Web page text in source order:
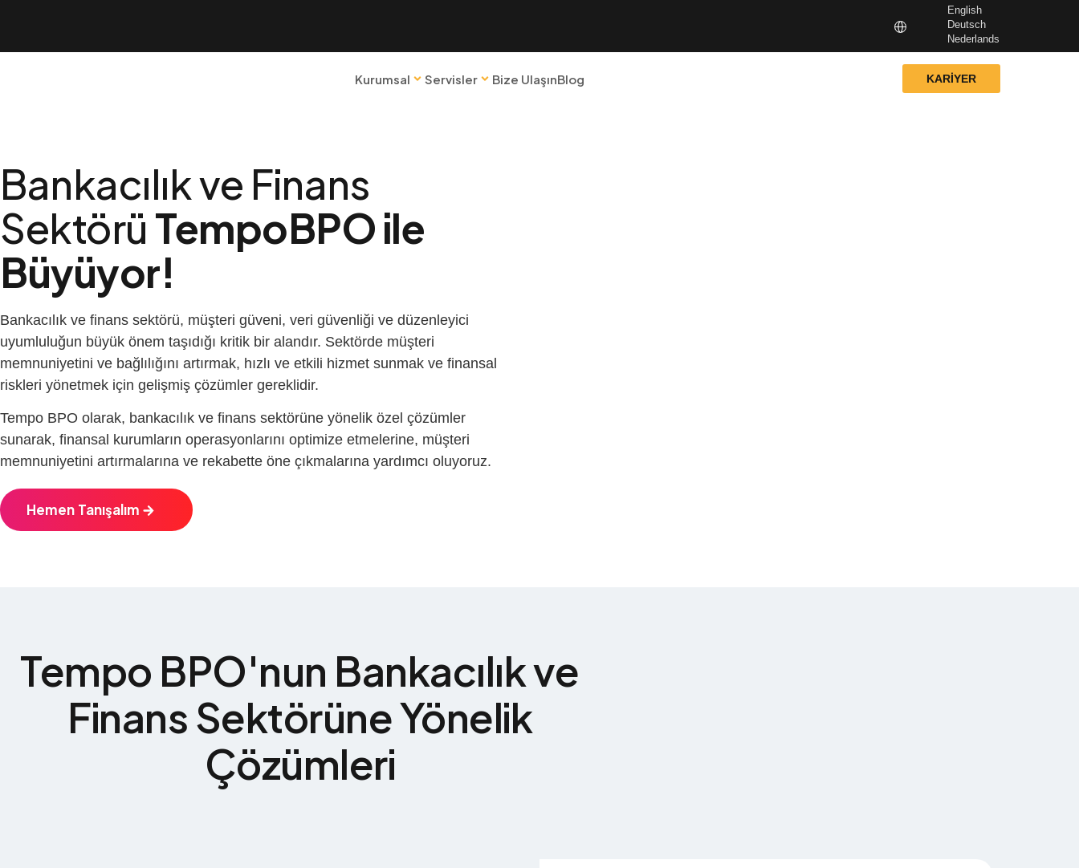
English
Deutsch
Nederlands
Kurumsal Servisler Bize UlaşınBlog KARİYER
Bankacılık ve Finans
Sektörü TempoBPO ile
Büyüyor!
Bankacılık ve finans sektörü, müşteri güveni, veri güvenliği ve düzenleyici
uyumluluğun büyük önem taşıdığı kritik bir alandır. Sektörde müşteri
memnuniyetini ve bağlılığını artırmak, hızlı ve etkili hizmet sunmak ve finansal
riskleri yönetmek için gelişmiş çözümler gereklidir.
Tempo BPO olarak, bankacılık ve finans sektörüne yönelik özel çözümler
sunarak, finansal kurumların operasyonlarını optimize etmelerine, müşteri
memnuniyetini artırmalarına ve rekabette öne çıkmalarına yardımcı oluyoruz.
Hemen Tanışalım
Tempo BPO'nun Bankacılık ve
Finans Sektörüne Yönelik
Çözümleri